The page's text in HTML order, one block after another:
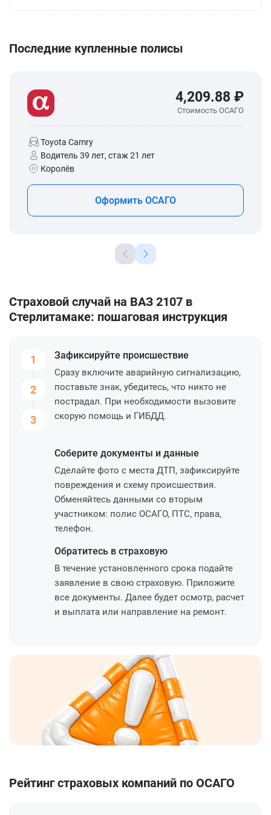
Последние купленные полисы
4,209.88 ₽
Стоимость ОСАГО
Toyota Camry
Водитель 39 лет, стаж 21 лет
Королёв
Оформить ОСАГО
Страховой случай на ВАЗ 2107 в
Стерлитамаке: пошаговая инструкция
1
2
3
Зафиксируйте происшествие
Сразу включите аварийную сигнализацию,
поставьте знак, убедитесь, что никто не
пострадал. При необходимости вызовите
скорую помощь и ГИБДД.
Соберите документы и данные
Сделайте фото с места ДТП, зафиксируйте
повреждения и схему происшествия.
Обменяйтесь данными со вторым
участником: полис ОСАГО, ПТС, права,
телефон.
Обратитесь в страховую
В течение установленного срока подайте
заявление в свою страховую. Приложите
все документы. Далее будет осмотр, расчет
и выплата или направление на ремонт.
Рейтинг страховых компаний по ОСАГО